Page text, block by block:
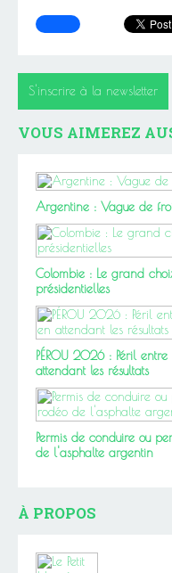
S'inscrire à la newsletter
VOUS AIMEREZ
Argentine : Vague de
Colombie : Le grand
présidentielles
PÉROU 2026 : Péril
attendant les résultats
Permis de conduire ou
de l'asphalte argentin
À PROPOS